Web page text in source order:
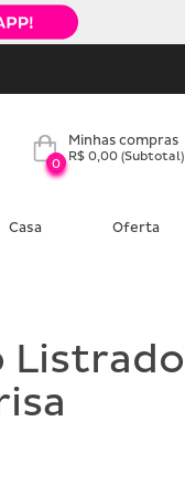
0
Minhas compras
R$ 0,00 (Subtotal)
Casa Oferta
Listrado